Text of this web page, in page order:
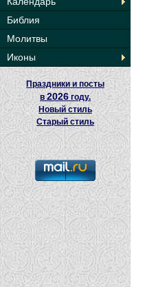
Библия
Молитвы
Иконы
Праздники и посты
в2026 году.
Новый стиль
Старый стиль